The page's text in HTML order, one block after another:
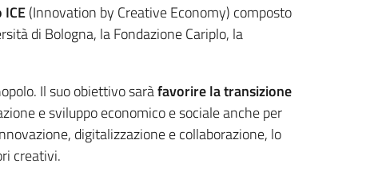
(Innovation by Creative Economy) composto
di Bologna, la Fondazione Cariplo, la
Il suo obiettivo saràfavorire la transizione
e sviluppo economico e sociale anche per
digitalizzazione e collaborazione, lo
creativi.